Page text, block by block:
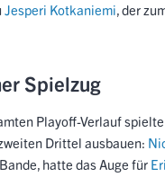
Jesperi Kotkaniemi, der
Spielzug
Playoff-Verlauf
Drittel ausbauen:
hatte das Auge für